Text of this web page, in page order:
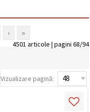
› »
4501 articole | pagini 68/94
Vizualizare pagină: